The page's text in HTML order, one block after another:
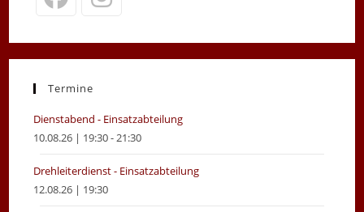
in
new
in
new
Termine
Dienstabend - Einsatzabteilung
10.08.26 | 19:30 - 21:30
Drehleiterdienst - Einsatzabteilung
12.08.26 | 19:30